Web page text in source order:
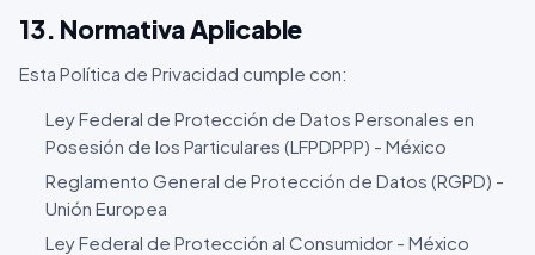
13. Normativa Aplicable
Esta Política de Privacidad cumple con:
Ley Federal de Protección de Datos Personales en
Posesión de los Particulares (LFPDPPP) - México
Reglamento General de Protección de Datos (RGPD) -
Unión Europea
Ley Federal de Protección al Consumidor - México